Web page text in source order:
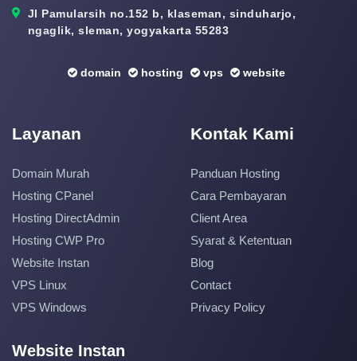
Jl Pamularsih no.152 b, klaseman, sinduharjo,
ngaglik, sleman, yogyakarta 55283
domain hosting vps website
Layanan
Domain Murah
Hosting CPanel
Hosting DirectAdmin
Hosting CWP Pro
Website Instan
VPS Linux
VPS Windows
Kontak Kami
Panduan Hosting
Cara Pembayaran
Client Area
Syarat & Ketentuan
Blog
Contact
Privacy Policy
Website Instan